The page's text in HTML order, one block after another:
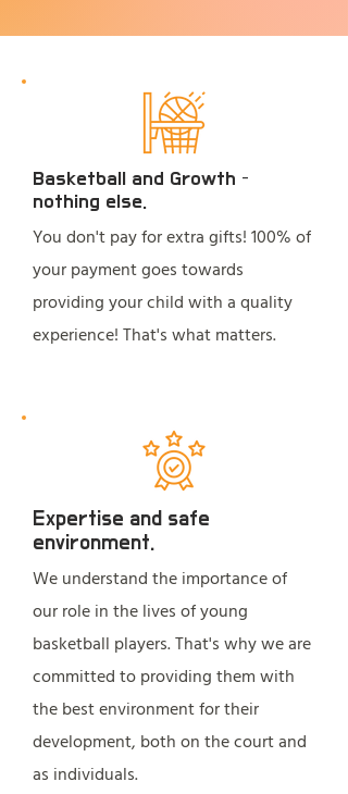
Basketball and Growth –
nothing else.
You don't pay for extra gifts! 100% of
your payment goes towards
providing your child with a quality
experience! That's what matters.
Expertise and safe
environment.
We understand the importance of
our role in the lives of young
basketball players. That's why we are
committed to providing them with
the best environment for their
development, both on the court and
as individuals.